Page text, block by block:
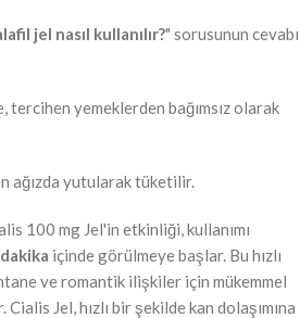
jel nasıl kullanılır?" sorusunun cevabı
tercihen yemeklerden bağımsız olarak
ağızda yutularak tüketilir.
100 mg Jel'in etkinliği, kullanımı
içinde görülmeye başlar. Bu hızlı
ve romantik ilişkiler için mükemmel
Jel, hızlı bir şekilde kan dolaşımına